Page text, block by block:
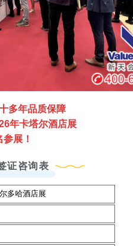
多年品质保障
年卡塔尔酒店展
展！
证咨询表